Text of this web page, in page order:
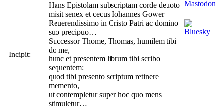
Incipit:
Hans Epistolam subscriptam corde deuoto
misit senex et cecus Iohannes Gower
Reuerendissimo in Cristo Patri ac domino
suo precipuo…
Successor Thome, Thomas, humilem tibi
do me,
hunc et presentem librum tibi scribo
sequentem:
quod tibi presento scriptum retinere
memento,
ut contempletur super hoc quo mens
stimuletur…